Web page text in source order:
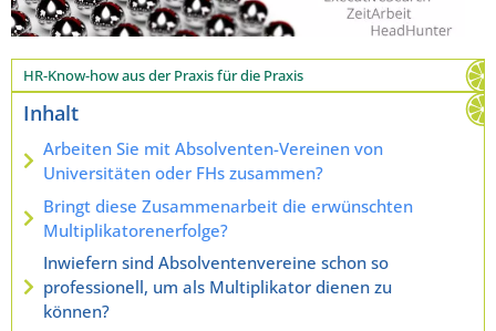
HR-Know-how aus der Praxis für die Praxis
Inhalt
Arbeiten Sie mit Absolventen-Vereinen von
Universitäten oder FHs zusammen?
Bringt diese Zusammenarbeit die erwünschten
Multiplikatorenerfolge?
Inwiefern sind Absolventenvereine schon so
professionell, um als Multiplikator dienen zu
können?